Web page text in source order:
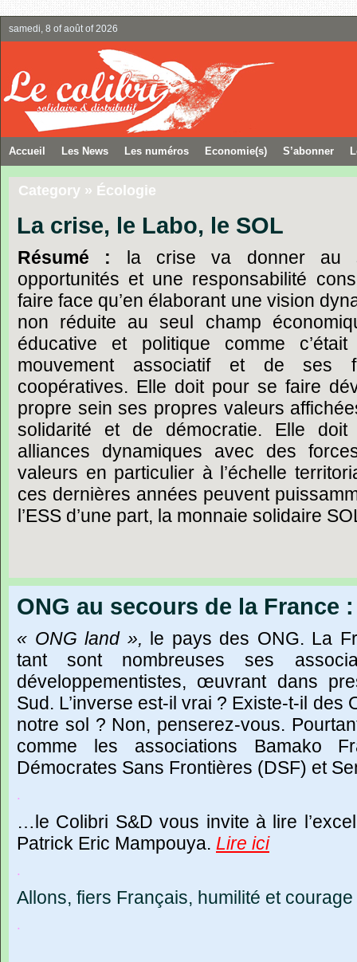
samedi, 8 of août of 2026
Accueil Les News Les numéros Economie(s) S’abonner
Category » Écologie
La crise, le Labo, le SOL
Résumé : la crise va donner au
opportunités et une responsabilité
faire face qu’en élaborant une vision
non réduite au seul champ
éducative et politique comme
mouvement associatif et de ses
coopératives. Elle doit pour se faire
propre sein ses propres valeurs
solidarité et de démocratie. Elle doit
alliances dynamiques avec des
valeurs en particulier à l’échelle
ces dernières années peuvent
l’ESS d’une part, la monnaie solidaire
ONG au secours de la France
« ONG land », le pays des ONG. La
tant sont nombreuses ses
développementistes, œuvrant dans
Sud. L’inverse est-il vrai ? Existe-t-il
notre sol ? Non, penserez-vous.
comme les associations
Bamako
Démocrates Sans Frontières (DSF) et
.
…le Colibri S&D vous invite à lire
Patrick Eric Mampouya. Lire ici
.
Allons, fiers Français, humilité et courage
.